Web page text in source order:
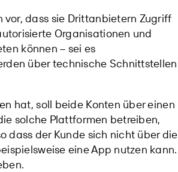
vor, dass sie Drittanbietern Zugriff
Organisationen und
können – sei es
über technische Schnittstellen
hat, soll beide Konten über einen
solche Plattformen betreiben,
dass der Kunde sich nicht über die
eine App nutzen kann.